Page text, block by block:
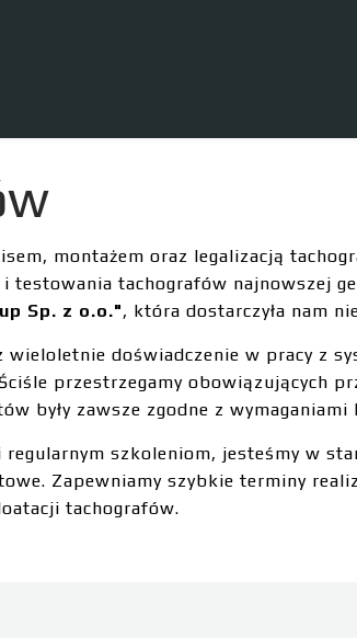
montażem oraz legalizacją
tachografów najnowszej
Sp. z o.o.", która dostarczyła nam
doświadczenie w pracy z
przestrzegamy obowiązujących
były zawsze zgodne z
szkoleniom, jesteśmy w
Zapewniamy szybkie terminy
tachografów.